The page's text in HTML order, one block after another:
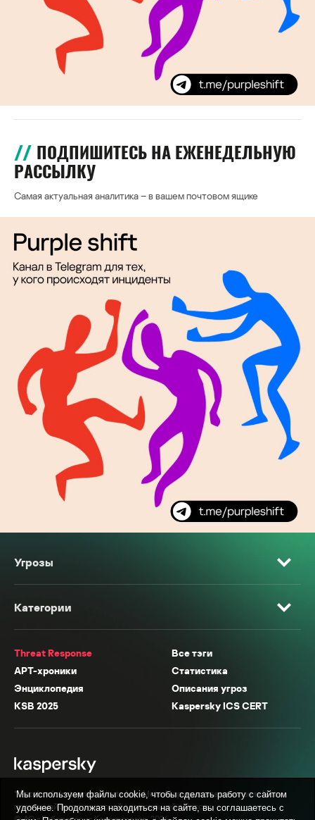
ПОДПИШИТЕСЬ НА ЕЖЕНЕДЕЛЬНУЮ
РАССЫЛКУ
Самая актуальная аналитика – в вашем почтовом ящике
Угрозы
Категории
Threat Response
Все тэги
APT-хроники
Статистика
Энциклопедия
Описания угроз
KSB 2025
Kaspersky ICS CERT
* Facebook, Instagram, WhatsApp, Meta AI принадлежат компании Meta,
признанной экстремистской организацией в России.
Мы используем файлы cookie, чтобы сделать работу с сайтом
удобнее. Продолжая находиться на сайте, вы соглашаетесь с